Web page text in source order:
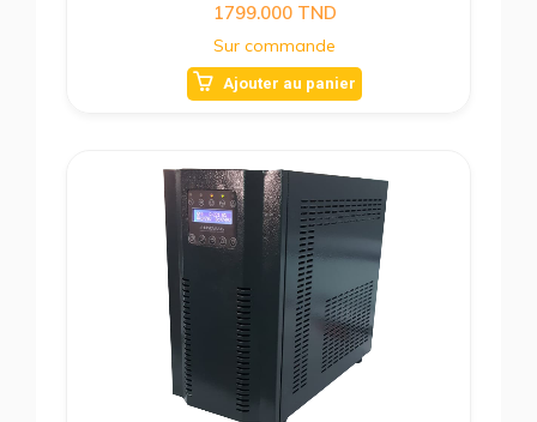
1799.000TND
Sur commande
Ajouter au panier